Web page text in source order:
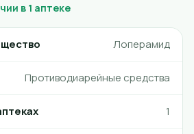
в 1 аптеке
Лоперамид
Противодиарейные средства
1